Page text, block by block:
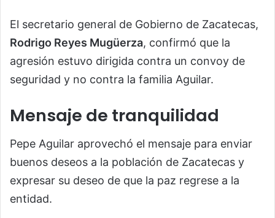
El secretario general de Gobierno de Zacatecas,
Rodrigo Reyes Mugüerza, confirmó que la
agresión estuvo dirigida contra un convoy de
seguridad y no contra la familia Aguilar.
Mensaje de tranquilidad
Pepe Aguilar aprovechó el mensaje para enviar
buenos deseos a la población de Zacatecas y
expresar su deseo de que la paz regrese a la
entidad.